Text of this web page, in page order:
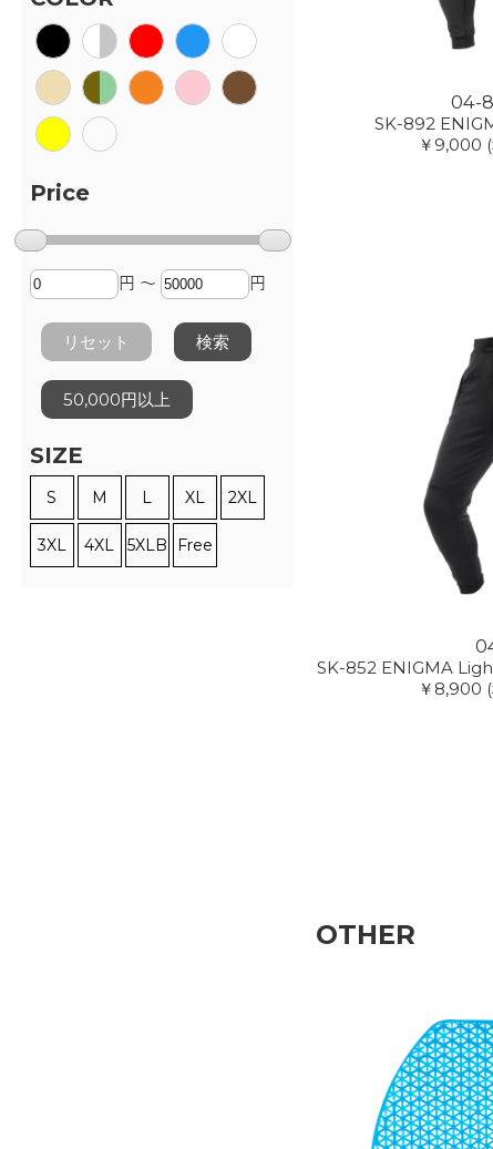
Price
円 ～ 円
リセット 検索
50,000円以上
SIZE
S M L XL 2XL
3XL 4XL 5XLB Free
04-
SK-892
￥9,000
SK-852 ENIGMA
￥8,900
OTHER